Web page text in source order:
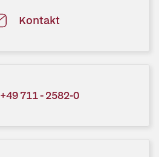
Kontakt
+49 711 - 2582-0